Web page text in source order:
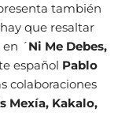
también
que resaltar
en ´Ni Me Debes,
español Pablo
colaboraciones
Mexía, Kakalo,